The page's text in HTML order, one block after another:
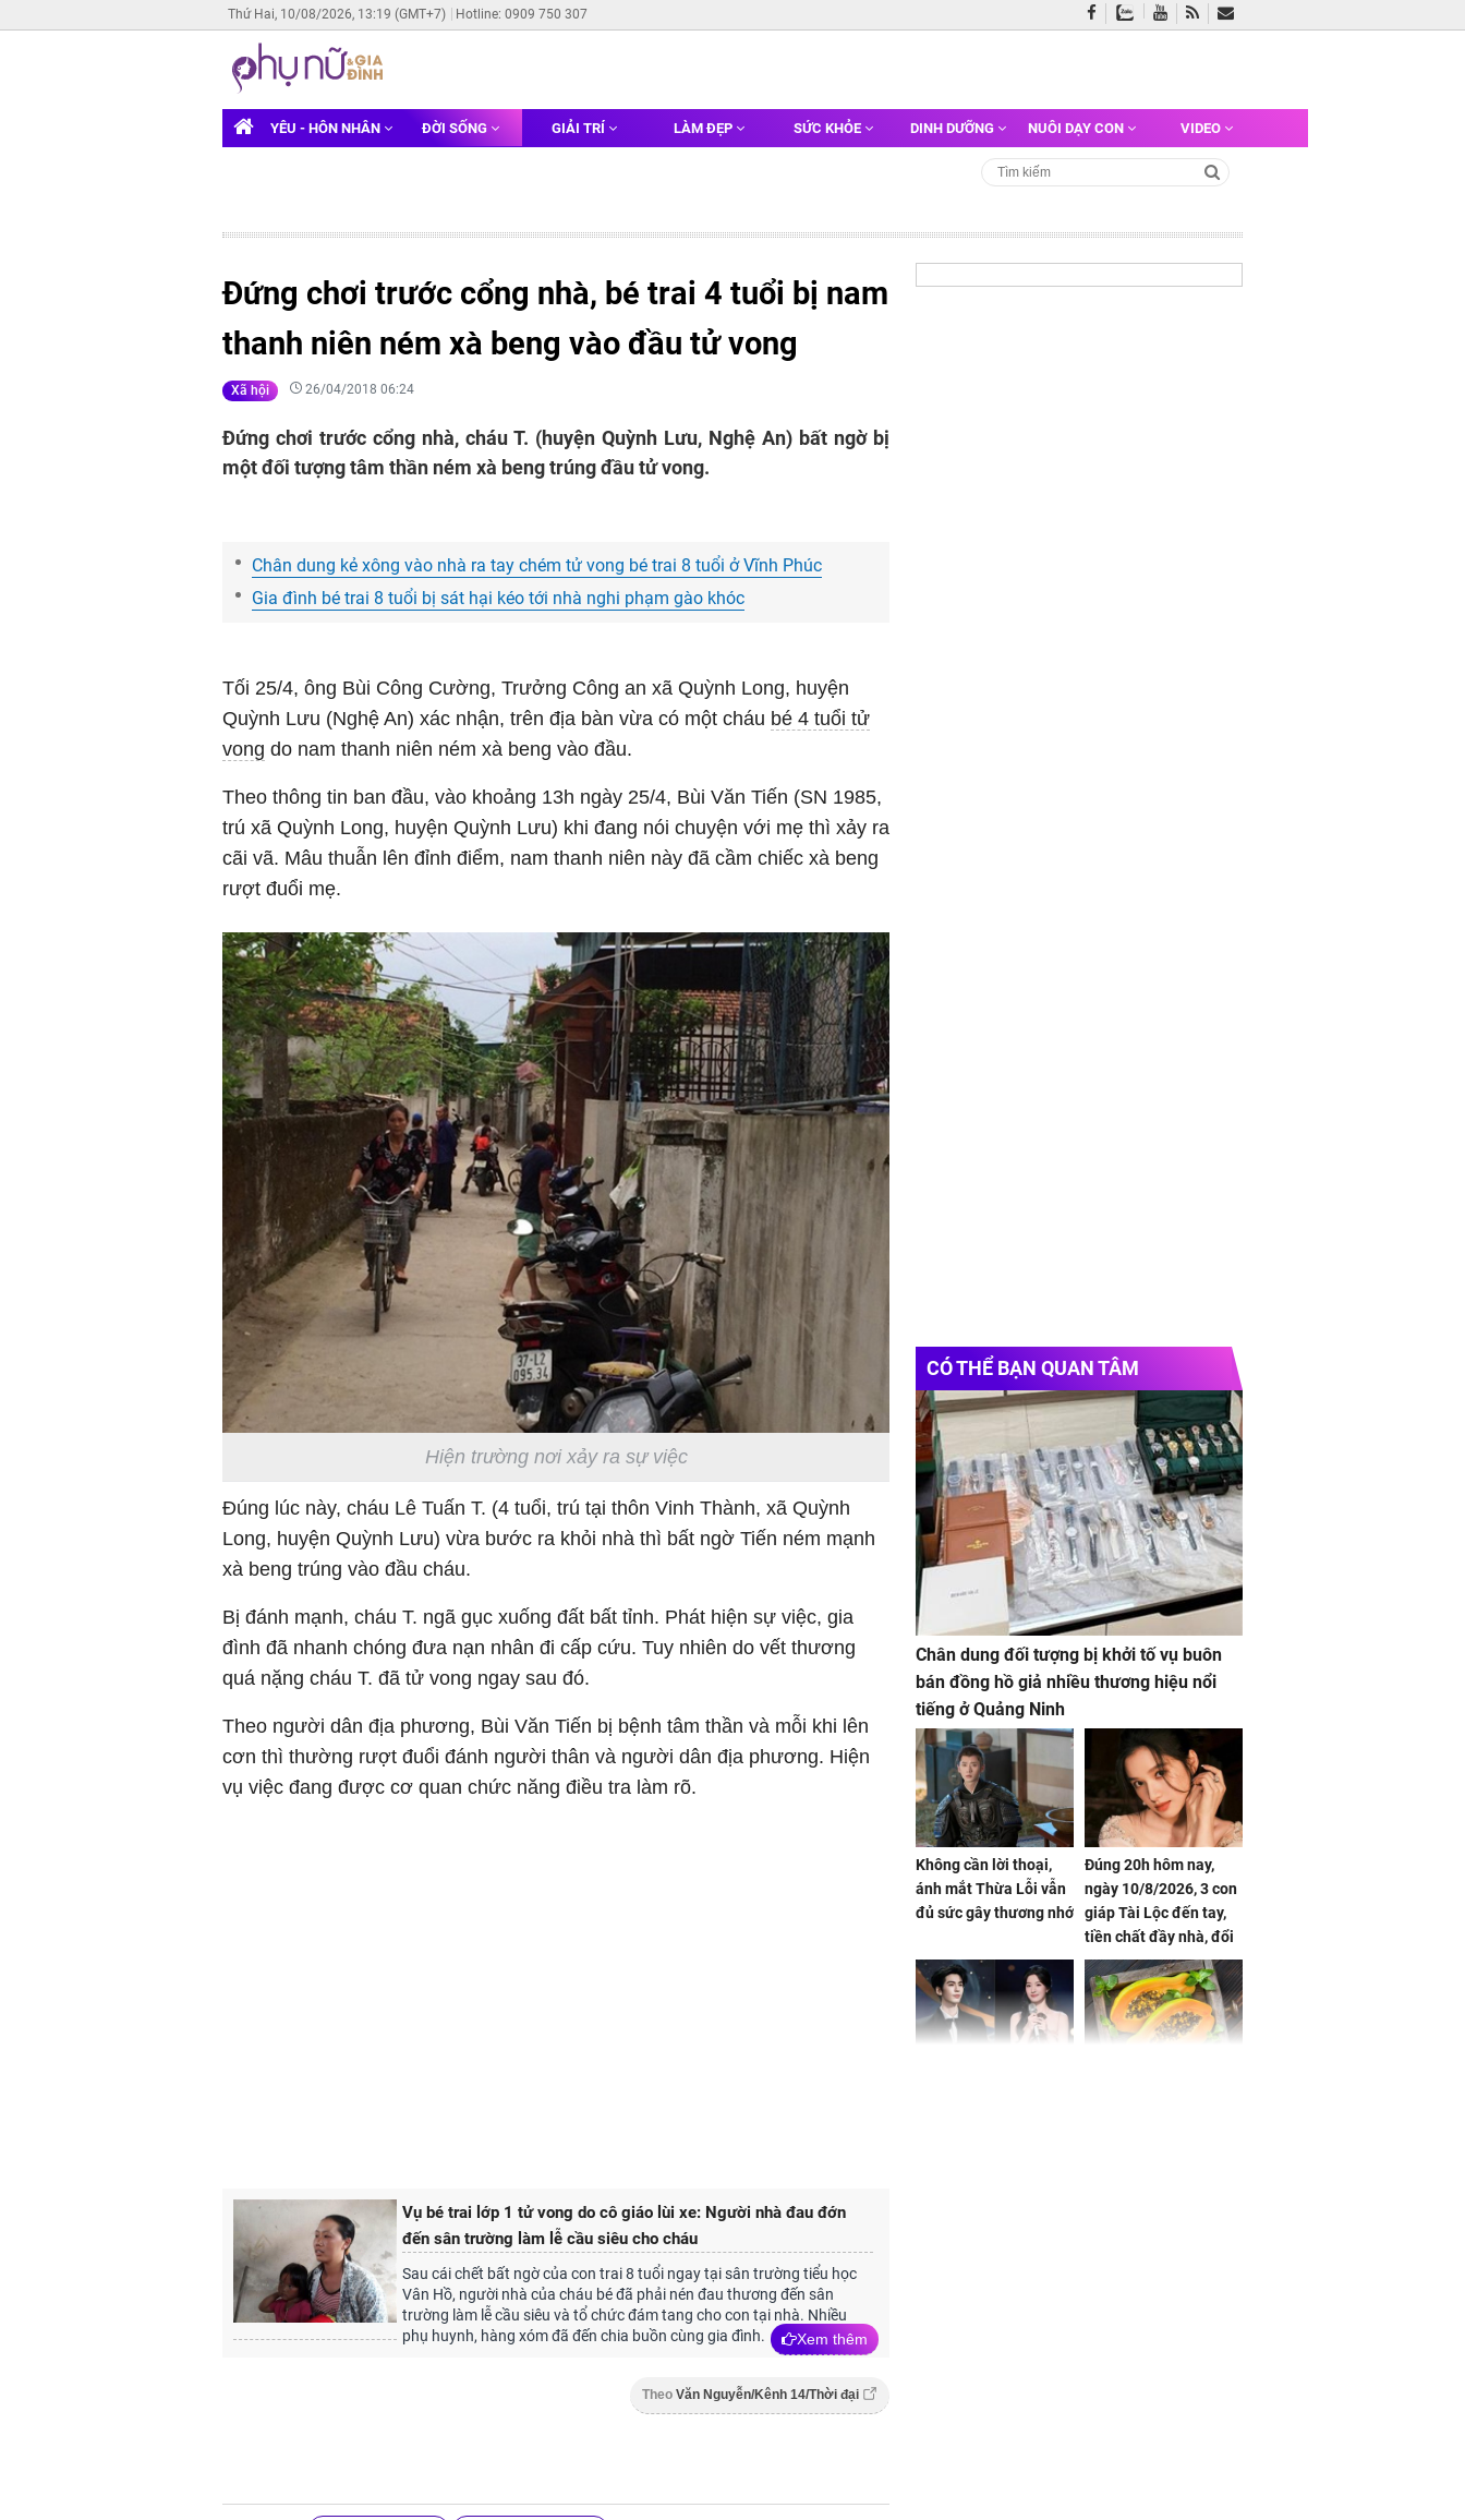
Thứ Hai, 10/08/2026, 13:19 (GMT+7) Hotline: 0909 750 307
YÊU - HÔN NHÂN ĐỜI SỐNG GIẢI TRÍ LÀM ĐẸP SỨC KHỎE DINH DƯỠNG NUÔI DẠY CON VIDEO
Đứng chơi trước cổng nhà, bé trai 4 tuổi bị nam
thanh niên ném xà beng vào đầu tử vong
Xã hội 26/04/2018 06:24
Đứng chơi trước cổng nhà, cháu T. (huyện Quỳnh Lưu, Nghệ An) bất ngờ bị
một đối tượng tâm thần ném xà beng trúng đầu tử vong.
Chân dung kẻ xông vào nhà ra tay chém tử vong bé trai 8 tuổi ở Vĩnh Phúc
Gia đình bé trai 8 tuổi bị sát hại kéo tới nhà nghi phạm gào khóc
Tối 25/4, ông Bùi Công Cường, Trưởng Công an xã Quỳnh Long, huyện
Quỳnh Lưu (Nghệ An) xác nhận, trên địa bàn vừa có một cháu bé 4 tuổi tử
vong do nam thanh niên ném xà beng vào đầu.
Theo thông tin ban đầu, vào khoảng 13h ngày 25/4, Bùi Văn Tiến (SN 1985,
trú xã Quỳnh Long, huyện Quỳnh Lưu) khi đang nói chuyện với mẹ thì xảy ra
cãi vã. Mâu thuẫn lên đỉnh điểm, nam thanh niên này đã cầm chiếc xà beng
rượt đuổi mẹ.
Hiện trường nơi xảy ra sự việc
Đúng lúc này, cháu Lê Tuấn T. (4 tuổi, trú tại thôn Vinh Thành, xã Quỳnh
Long, huyện Quỳnh Lưu) vừa bước ra khỏi nhà thì bất ngờ Tiến ném mạnh
xà beng trúng vào đầu cháu.
Bị đánh mạnh, cháu T. ngã gục xuống đất bất tỉnh. Phát hiện sự việc, gia
đình đã nhanh chóng đưa nạn nhân đi cấp cứu. Tuy nhiên do vết thương
quá nặng cháu T. đã tử vong ngay sau đó.
Theo người dân địa phương, Bùi Văn Tiến bị bệnh tâm thần và mỗi khi lên
cơn thì thường rượt đuổi đánh người thân và người dân địa phương. Hiện
vụ việc đang được cơ quan chức năng điều tra làm rõ.
Vụ bé trai lớp 1 tử vong do cô giáo lùi xe: Người nhà đau đớn
đến sân trường làm lễ cầu siêu cho cháu
Sau cái chết bất ngờ của con trai 8 tuổi ngay tại sân trường tiểu học
Vân Hồ, người nhà của cháu bé đã phải nén đau thương đến sân
trường làm lễ cầu siêu và tổ chức đám tang cho con tại nhà. Nhiều
phụ huynh, hàng xóm đã đến chia buồn cùng gia đình.
Xem thêm
Theo Văn Nguyễn/Kênh 14/Thời đại
CÓ THỂ BẠN QUAN TÂM
Chân dung đối tượng bị khởi tố vụ buôn
bán đồng hồ giả nhiều thương hiệu nổi
tiếng ở Quảng Ninh
Không cần lời thoại,
ánh mắt Thừa Lỗi vẫn
đủ sức gây thương nhớ
Đúng 20h hôm nay,
ngày 10/8/2026, 3 con
giáp Tài Lộc đến tay,
tiền chất đầy nhà, đổi
đời ngoạn mục, vượng
phát Phú Quý